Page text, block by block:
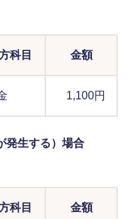
科目 金額
1,100円
発生する）場合
科目 金額